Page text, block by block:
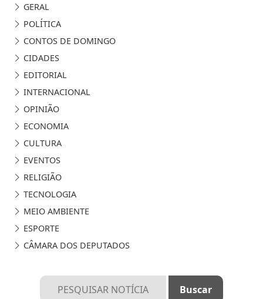
GERAL
POLÍTICA
CONTOS DE DOMINGO
CIDADES
EDITORIAL
INTERNACIONAL
OPINIÃO
ECONOMIA
CULTURA
EVENTOS
RELIGIÃO
TECNOLOGIA
MEIO AMBIENTE
ESPORTE
CÂMARA DOS DEPUTADOS